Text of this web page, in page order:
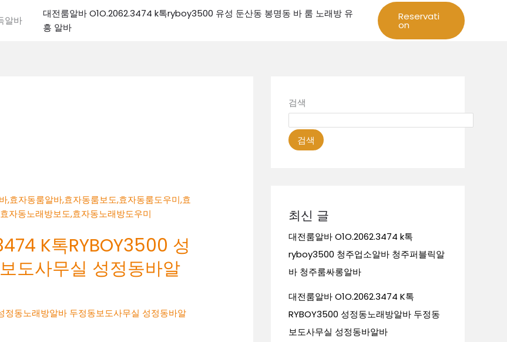
알바
대전룸알바 O1O.2062.3474 k톡ryboy3500 유성 둔산동 봉명동 바 룸 노래방 유
흥 알바
Reservati
on
K톡RYBOY3500 성
도사무실 성정동바알
동노래방알바 두정동보도사무실 성정동바알
검색
검색
최신 글
대전룸알바 O1O.2062.3474 k톡
ryboy3500 청주업소알바 청주퍼블릭알
바 청주룸싸롱알바
대전룸알바 O1O.2062.3474 K톡
RYBOY3500 성정동노래방알바 두정동
보도사무실 성정동바알바